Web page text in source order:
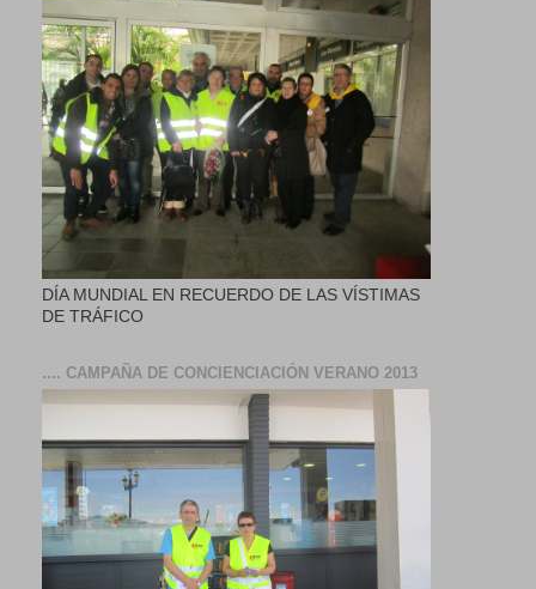
DÍA MUNDIAL EN RECUERDO DE LAS VÍSTIMAS
DE TRÁFICO
.... CAMPAÑA DE CONCIENCIACIÓN VERANO 2013